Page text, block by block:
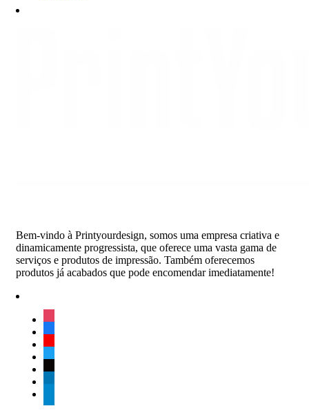
Bem-vindo à Printyourdesign, somos uma empresa criativa e
dinamicamente progressista, que oferece uma vasta gama de
serviços e produtos de impressão. Também oferecemos
produtos já acabados que pode encomendar imediatamente!